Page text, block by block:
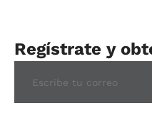
Regístrate y